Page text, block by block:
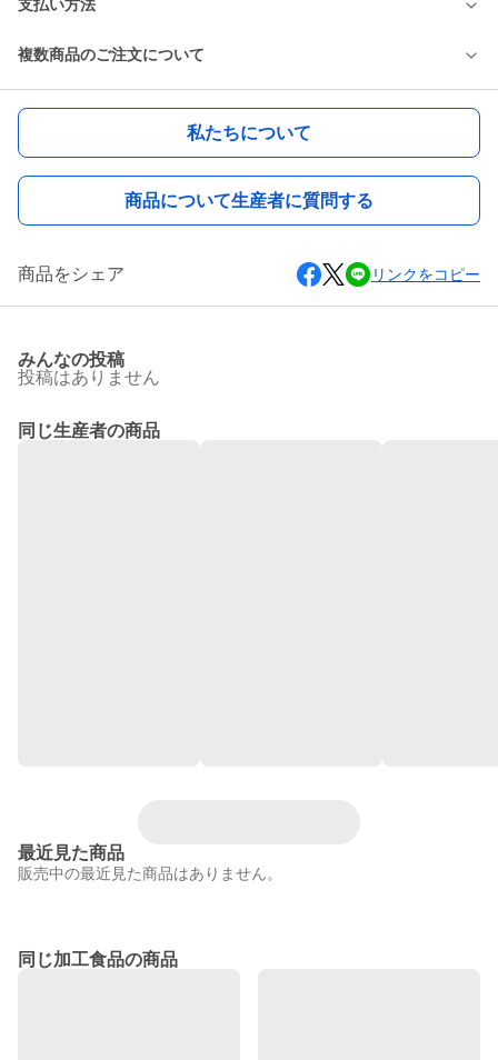
支払い方法
複数商品のご注文について
私たちについて
商品について生産者に質問する
商品をシェア リンクをコピー
みんなの投稿
投稿はありません
同じ生産者の商品
最近見た商品
販売中の最近見た商品はありません。
同じ加工食品の商品